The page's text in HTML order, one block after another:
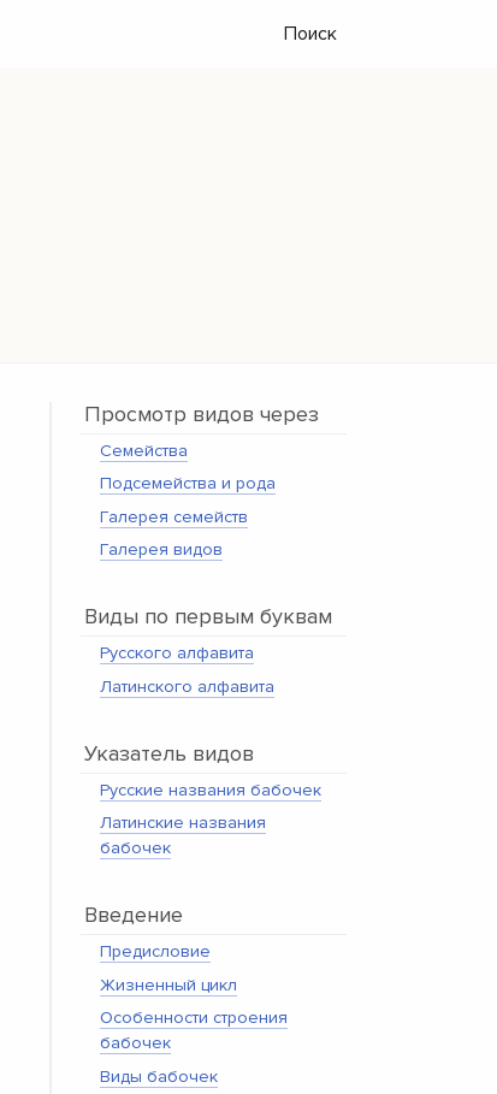
Поиск
Просмотр видов через
Семейства
Подсемейства и рода
Галерея семейств
Галерея видов
Виды по первым буквам
Русского алфавита
Латинского алфавита
Указатель видов
Русские названия бабочек
Латинские названия
бабочек
Введение
Предисловие
Жизненный цикл
Особенности строения
бабочек
Виды бабочек